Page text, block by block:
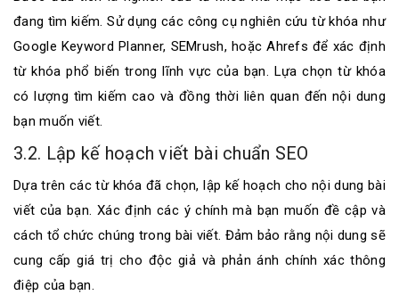
đang tìm kiếm. Sử dụng các công cụ nghiên cứu từ khóa như
Google Keyword Planner, SEMrush, hoặc Ahrefs để xác định
từ khóa phổ biến trong lĩnh vực của bạn. Lựa chọn từ khóa
có lượng tìm kiếm cao và đồng thời liên quan đến nội dung
bạn muốn viết.
3.2. Lập kế hoạch viết bài chuẩn SEO
Dựa trên các từ khóa đã chọn, lập kế hoạch cho nội dung bài
viết của bạn. Xác định các ý chính mà bạn muốn đề cập và
cách tổ chức chúng trong bài viết. Đảm bảo rằng nội dung sẽ
cung cấp giá trị cho độc giả và phản ánh chính xác thông
điệp của bạn.